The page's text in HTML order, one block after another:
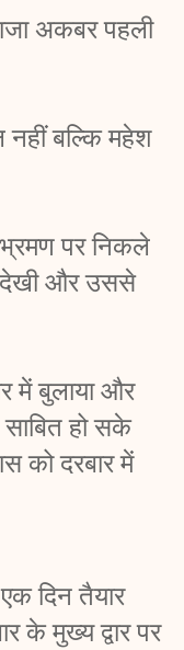
अकबर पहली
नहीं बल्कि महेश
पर निकले
देखी और उससे
में बुलाया और
हो सके
को दरबार में
दिन तैयार
के मुख्य द्वार पर